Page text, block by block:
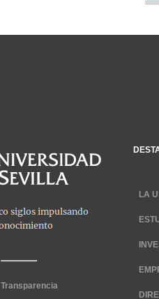
Transparencia
LA